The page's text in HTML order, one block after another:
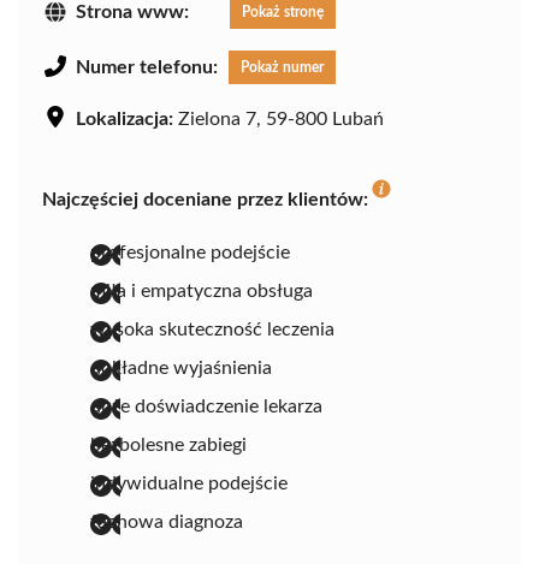
Strona www: Pokaż stronę
Numer telefonu: Pokaż numer
Lokalizacja: Zielona 7, 59-800 Lubań
Najczęściej doceniane przez klientów:
profesjonalne podejście
miła i empatyczna obsługa
wysoka skuteczność leczenia
dokładne wyjaśnienia
duże doświadczenie lekarza
bezbolesne zabiegi
indywidualne podejście
fachowa diagnoza